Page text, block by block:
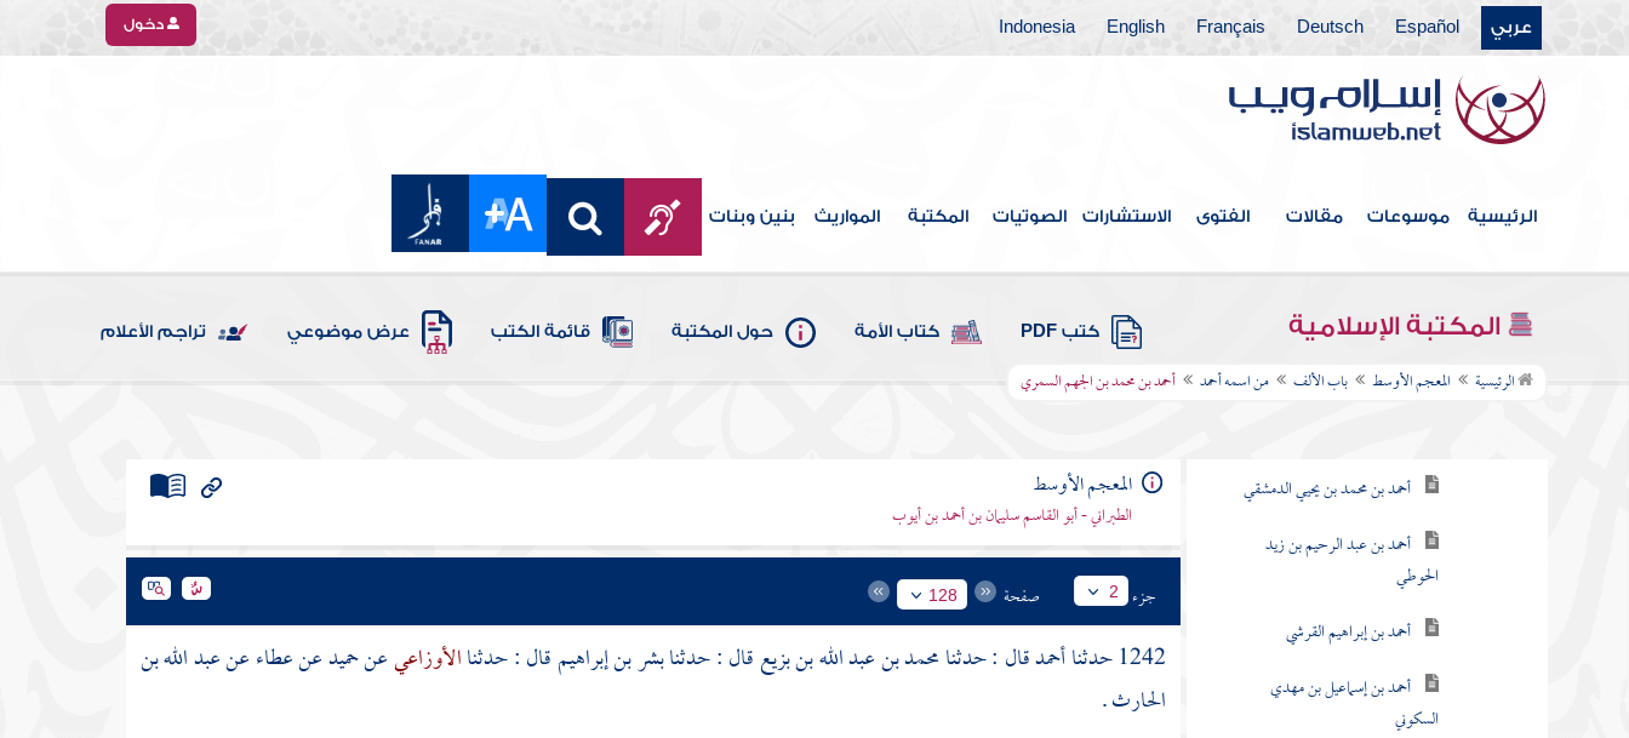
عربي Español
Deutsch
Français
English
Indonesia دخول
الرئيسية موسوعات مقالات الفتوى الاستشارات الصوتيات المكتبة المواريث بنين وبنات
المكتبة الإسلامية كتب PDF كتاب الأمة حول المكتبة قائمة الكتب عرض موضوعي تراجم الأعلام
الرئيسية المعجم الأوسط باب الألف من اسمه أحمد أحمد بن محمد بن الجهم السمري
فهرس الكتاب
باب الألف
من اسمه أحمد
أحمد بن محمد بن يحيي الدمشقي
أحمد بن عبد الرحيم بن زيد
الحوطي
أحمد بن إبراهيم القرشي
أحمد بن إسماعيل بن مهدي
السكوني
المعجم الأوسط
الطبراني - أبو القاسم سليمان بن أحمد بن أيوب
جزء 2 صفحة 128
1242 حدثنا أحمدقال : حدثنامحمد بن عبد الله بن بزيعقال : حدثنابشر بن إبراهيمقال : حدثناالأوزاعيعنحميدعنعطاءعنعبد الله بن
الحارث.